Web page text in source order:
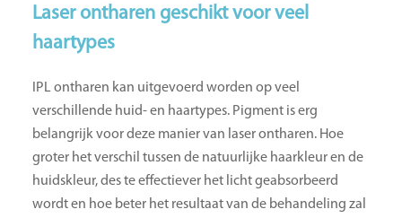
Laser ontharen geschikt voor veel
haartypes
IPL ontharen kan uitgevoerd worden op veel
verschillende huid- en haartypes. Pigment is erg
belangrijk voor deze manier van laser ontharen. Hoe
groter het verschil tussen de natuurlijke haarkleur en de
huidskleur, des te effectiever het licht geabsorbeerd
wordt en hoe beter het resultaat van de behandeling zal